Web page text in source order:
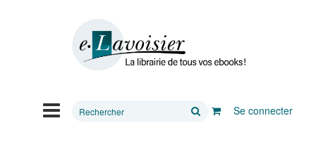
Rechercher
Se connecter